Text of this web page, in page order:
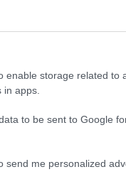
enable storage related to
apps.
to be sent to Google
send me personalized